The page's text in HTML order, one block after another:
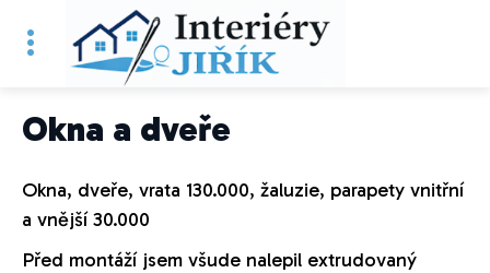
Okna a dveře
Okna, dveře, vrata 130.000, žaluzie, parapety vnitřní
a vnější 30.000
Před montáží jsem všude nalepil extrudovaný